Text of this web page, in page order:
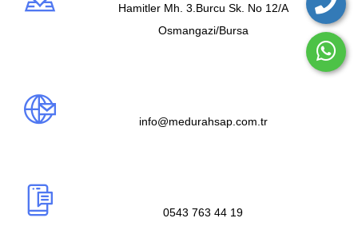
Hamitler Mh. 3.Burcu Sk. No 12/A
Osmangazi/Bursa
info@medurahsap.com.tr
0543 763 44 19